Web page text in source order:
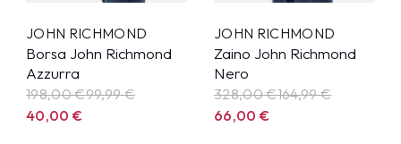
JOHN RICHMOND
Borsa John Richmond
Azzurra
198,00 €99,99€
40,00€
JOHN RICHMOND
Zaino John Richmond
Nero
328,00 €164,99€
66,00€